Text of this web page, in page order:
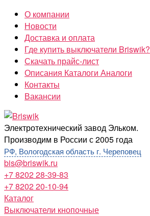
Перейти
содержимому
О компании
Новости
Доставка и оплата
Где купить выключатели Briswik?
Скачать прайс-лист
Описания Каталоги Аналоги
Контакты
Вакансии
Briswik
Электротехнический завод Эльком.
Производим в России с 2005 года
РФ, Вологодская область г. Череповец
bis@briswik.ru
+7 8202 28-39-83
+7 8202 20-10-94
Каталог
Выключатели кнопочные